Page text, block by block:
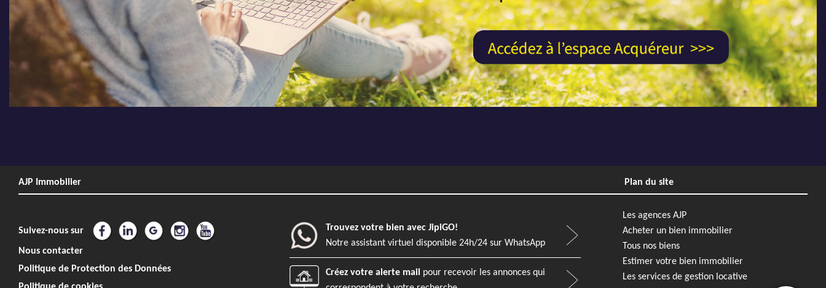
32 m² 0 m² 1 1
REFNS800MR - AJP Immobilier Nantes Rond-Point de Rennes
26 m² 0 m² 0
REFNS790MR - AJP Immobilier Nantes Rond-Point de Rennes
EXCLUSIVITÉ
26 m² 0 m²
REFNS791MR - AJP Immobilier Nantes Rond-Point de Rennes
EXCLUSIVITÉ
Nantes
REF931VP - AJP Immobilier Nantes Sud
AJP Immobilier Plan du site
Suivez-nous sur
Nous contacter
Politique de Protection des Données
Trouvez votre bien avec JipiGO!
Notre assistant virtuel disponible 24h/24 sur WhatsApp
Créez votre alerte mail pour recevoir les annonces qui
Les agences AJP
Acheter un bien immobilier
Tous nos biens
Estimer votre bien immobilier
Les services de gestion locative